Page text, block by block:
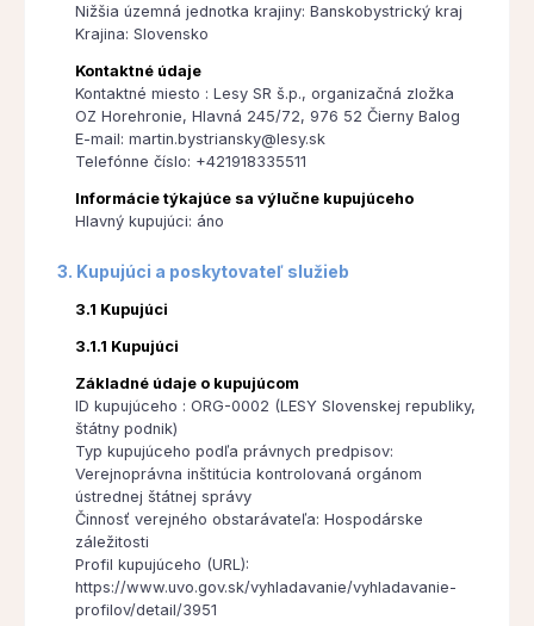
Nižšia územná jednotka krajiny: Banskobystrický kraj
Krajina: Slovensko
Kontaktné údaje
Kontaktné miesto : Lesy SR š.p., organizačná zložka
OZ Horehronie, Hlavná 245/72, 976 52 Čierny Balog
E-mail: martin.bystriansky@lesy.sk
Telefónne číslo: +421918335511
Informácie týkajúce sa výlučne kupujúceho
Hlavný kupujúci: áno
3. Kupujúci a poskytovateľ služieb
3.1 Kupujúci
3.1.1 Kupujúci
Základné údaje o kupujúcom
ID kupujúceho : ORG-0002 (LESY Slovenskej republiky,
štátny podnik)
Typ kupujúceho podľa právnych predpisov:
Verejnoprávna inštitúcia kontrolovaná orgánom
ústrednej štátnej správy
Činnosť verejného obstarávateľa: Hospodárske
záležitosti
Profil kupujúceho (URL):
https://www.uvo.gov.sk/vyhladavanie/vyhladavanie-
profilov/detail/3951